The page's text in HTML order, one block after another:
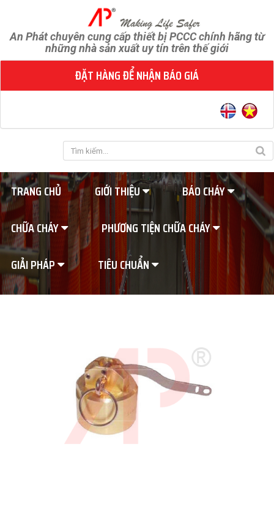
An Phát chuyên cung cấp thiết bị PCCC chính hãng từ
những nhà sản xuất uy tín trên thế giới
ĐẶT HÀNG ĐỂ NHẬN BÁO GIÁ
TRANG CHỦ GIỚI THIỆU
BÁO CHÁY
CHỮA CHÁY
PHƯƠNG TIỆN CHỮA CHÁY
GIẢI PHÁP
TIÊU CHUẨN